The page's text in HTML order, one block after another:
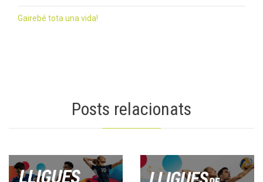
Gairebé tota una vida!
Posts relacionats